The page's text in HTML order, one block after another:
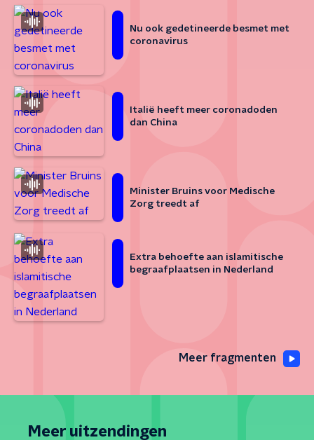
Nu ook gedetineerde besmet met
coronavirus
Italië heeft meer coronadoden
dan China
Minister Bruins voor Medische
Zorg treedt af
Extra behoefte aan islamitische
begraafplaatsen in Nederland
Meer fragmenten
Meer uitzendingen